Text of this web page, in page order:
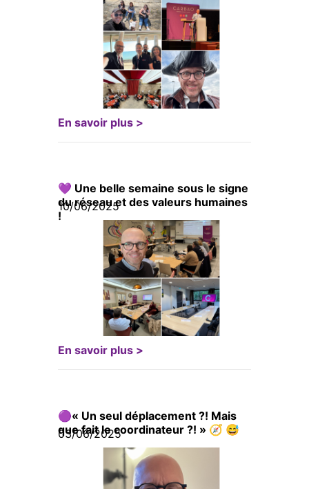
En savoir plus >
💜 Une belle semaine sous le signe
du réseau et des valeurs humaines
!
10/06/2025
En savoir plus >
🟣« Un seul déplacement ?! Mais
que fait le coordinateur ?! » 🧭 😅
03/06/2025